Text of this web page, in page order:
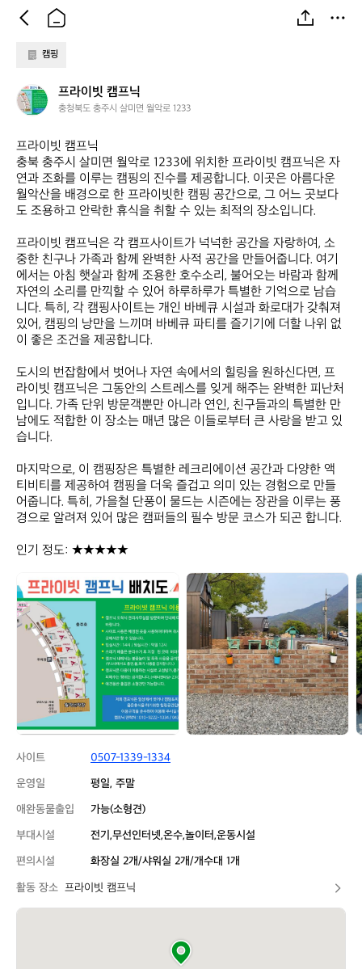
캠핑
프
라
빗
캠
프
닉
프라이빗 캠프닉
충청북도 충주시 살미면 월악로 1233
프라이빗 캠프닉
충북 충주시 살미면 월악로 1233에 위치한 프라이빗 캠프닉은 자
연과 조화를 이루는 캠핑의 진수를 제공합니다. 이곳은 아름다운
월악산을 배경으로 한 프라이빗한 캠핑 공간으로, 그 어느 곳보다
도 조용하고 안락한 휴식을 취할 수 있는 최적의 장소입니다.
프라이빗 캠프닉은 각 캠프사이트가 넉넉한 공간을 자랑하여, 소
중한 친구나 가족과 함께 완벽한 사적 공간을 만들어줍니다. 여기
에서는 아침 햇살과 함께 조용한 호수소리, 불어오는 바람과 함께
자연의 소리를 만끽할 수 있어 하루하루가 특별한 기억으로 남습
니다. 특히, 각 캠핑사이트는 개인 바베큐 시설과 화로대가 갖춰져
있어, 캠핑의 낭만을 느끼며 바베큐 파티를 즐기기에 더할 나위 없
이 좋은 조건을 제공합니다.
도시의 번잡함에서 벗어나 자연 속에서의 힐링을 원하신다면, 프
라이빗 캠프닉은 그동안의 스트레스를 잊게 해주는 완벽한 피난처
입니다. 가족 단위 방문객뿐만 아니라 연인, 친구들과의 특별한 만
남에도 적합한 이 장소는 매년 많은 이들로부터 큰 사랑을 받고 있
습니다.
마지막으로, 이 캠핑장은 특별한 레크리에이션 공간과 다양한 액
티비티를 제공하여 캠핑을 더욱 즐겁고 의미 있는 경험으로 만들
어줍니다. 특히, 가을철 단풍이 물드는 시즌에는 장관을 이루는 풍
경으로 알려져 있어 많은 캠퍼들의 필수 방문 코스가 되곤 합니다.
인기 정도: ★★★★★
라
이
빗
프
라
이
프
닉
사이트
0507-1339-1334
운영일
평일, 주말
애완동물출입
가능(소형견)
부대시설
전기,무선인터넷,온수,놀이터,운동시설
편의시설
화장실 2개/샤워실 2개/개수대 1개
활동 장소 프라이빗 캠프닉